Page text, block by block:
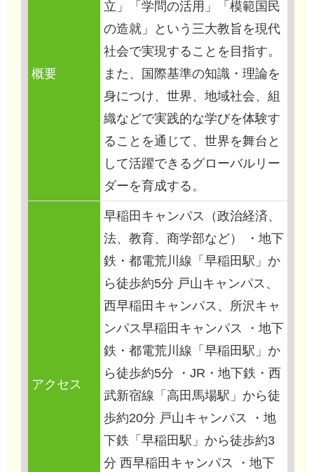
概要
立」「学問の活用」「模範国民
の造就」という三大教旨を現代
社会で実現することを目指す。
また、国際基準の知識・理論を
身につけ、世界、地域社会、組
織などで実践的な学びを体験す
ることを通じて、世界を舞台と
して活躍できるグローバルリー
ダーを育成する。
アクセス
早稲田キャンパス（政治経済、
法、教育、商学部など） ・地下
鉄・都電荒川線「早稲田駅」か
ら徒歩約5分 戸山キャンパス、
西早稲田キャンパス、所沢キャ
ンパス早稲田キャンパス ・地下
鉄・都電荒川線「早稲田駅」か
ら徒歩約5分 ・JR・地下鉄・西
武新宿線「高田馬場駅」から徒
歩約20分 戸山キャンパス ・地
下鉄「早稲田駅」から徒歩約3
分 西早稲田キャンパス ・地下